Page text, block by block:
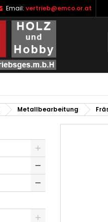
Email: vertrieb@emco.or.at
Metallbearbeitung